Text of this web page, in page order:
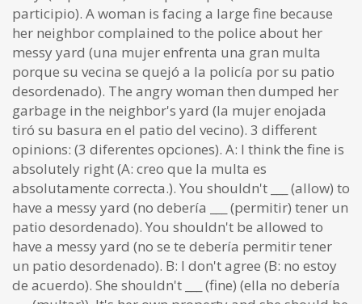
participio). A woman is facing a large fine because
her neighbor complained to the police about her
messy yard (una mujer enfrenta una gran multa
porque su vecina se quejó a la policía por su patio
desordenado). The angry woman then dumped her
garbage in the neighbor's yard (la mujer enojada
tiró su basura en el patio del vecino). 3 different
opinions: (3 diferentes opciones). A: I think the fine is
absolutely right (A: creo que la multa es
absolutamente correcta.). You shouldn't ___ (allow) to
have a messy yard (no debería ___ (permitir) tener un
patio desordenado). You shouldn't be allowed to
have a messy yard (no se te debería permitir tener
un patio desordenado). B: I don't agree (B: no estoy
de acuerdo). She shouldn't ___ (fine) (ella no debería